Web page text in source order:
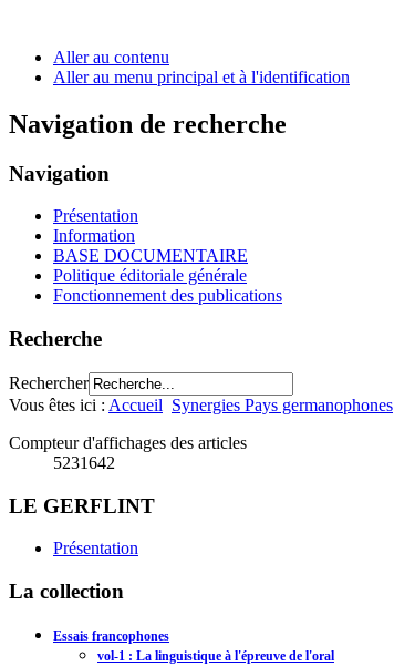
Aller au contenu
Aller au menu principal et à l'identification
Navigation de recherche
Navigation
Présentation
Information
BASE DOCUMENTAIRE
Politique éditoriale générale
Fonctionnement des publications
Recherche
Rechercher
Vous êtes ici : Accueil Synergies Pays germanophones
Compteur d'affichages des articles
5231642
LE GERFLINT
Présentation
La collection
Essais francophones
vol-1 : La linguistique à l'épreuve de l'oral